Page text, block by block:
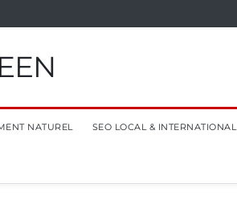
NATUREL SEO LOCAL & INTERNATIONAL